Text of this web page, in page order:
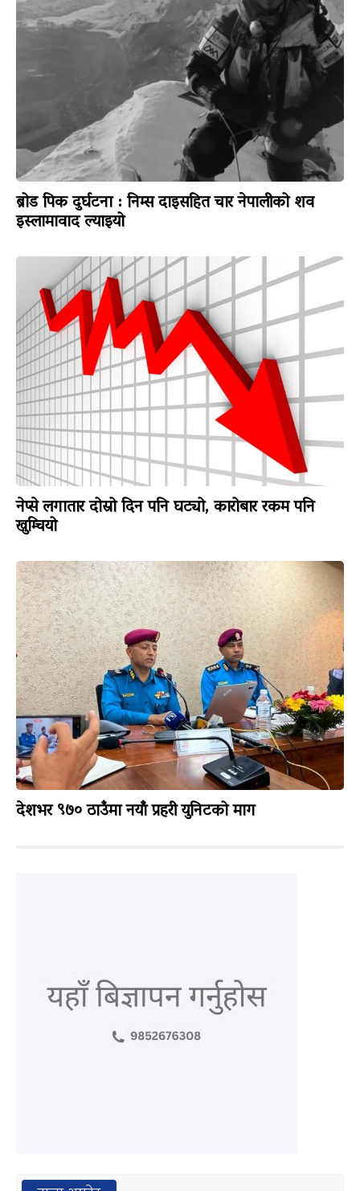
ब्रोड पिक दुर्घटना : निम्स दाइसहित चार नेपालीको शव
इस्लामावाद ल्याइयो
नेप्से लगातार दोस्रो दिन पनि घट्यो, कारोबार रकम पनि
खुम्चियो
देशभर ९७० ठाउँमा नयाँ प्रहरी युनिटको माग